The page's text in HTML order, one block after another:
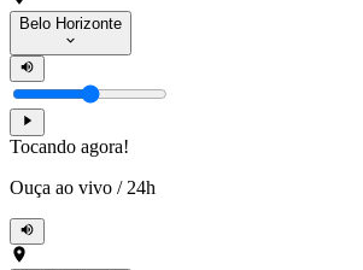
Belo Horizonte
Tocando agora!
Ouça ao vivo / 24h